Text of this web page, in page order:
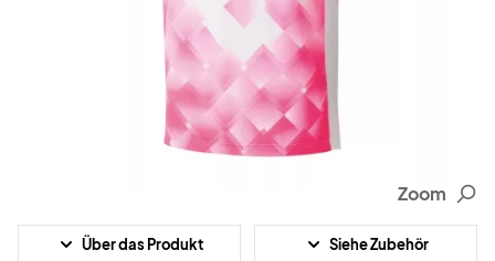
Zoom
Über das Produkt Siehe Zubehör